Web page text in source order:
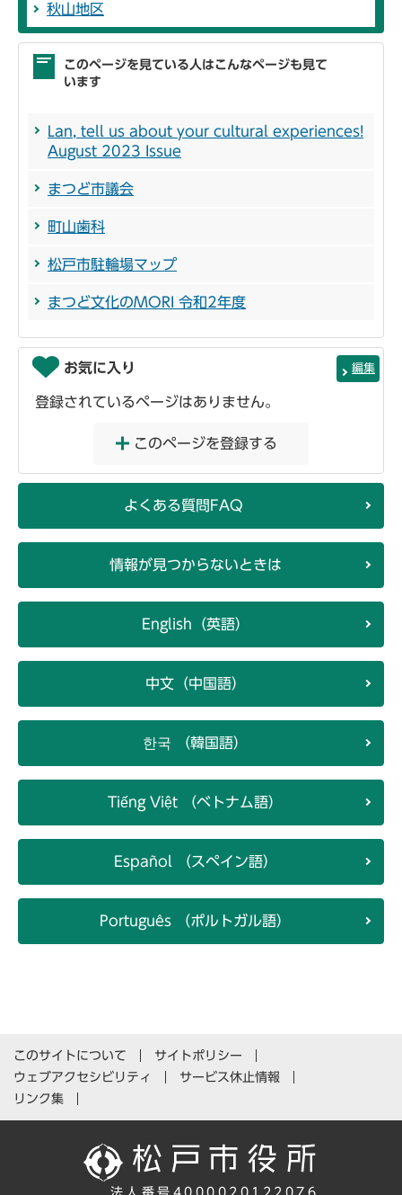
秋山地区
このページを見ている人はこんなページも見て
います
Lan, tell us about your cultural experiences!
August 2023 Issue
まつど市議会
町山歯科
松戸市駐輪場マップ
まつど文化のMORI 令和2年度
お気に入り 編集
登録されているページはありません。
このページを登録する
よくある質問FAQ
情報が見つからないときは
English（英語）
中文（中国語）
한국 （韓国語）
Tiếng Việt （ベトナム語）
Español （スペイン語）
Português （ポルトガル語）
このサイトについて
サイトポリシー
ウェブアクセシビリティ
サービス休止情報
リンク集
法人番号4000020122076